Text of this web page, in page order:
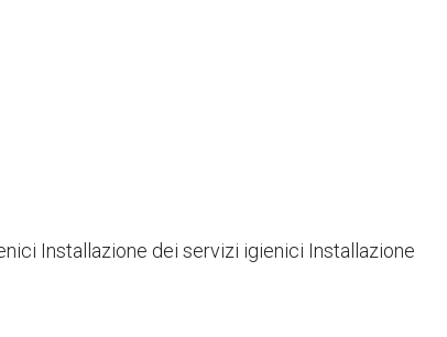
Installazione dei servizi igienici Installazione